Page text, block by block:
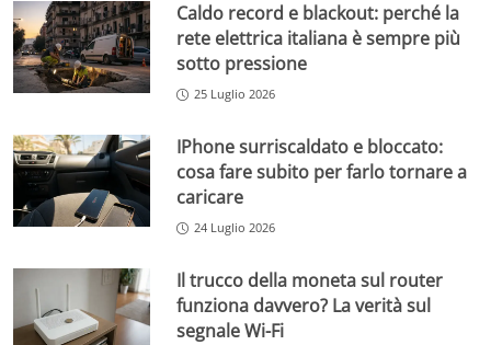
Caldo record e blackout: perché la
rete elettrica italiana è sempre più
sotto pressione
25 Luglio 2026
IPhone surriscaldato e bloccato:
cosa fare subito per farlo tornare a
caricare
24 Luglio 2026
Il trucco della moneta sul router
funziona davvero? La verità sul
segnale Wi-Fi